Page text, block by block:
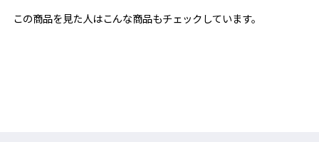
この商品を見た人はこんな商品もチェックしています。